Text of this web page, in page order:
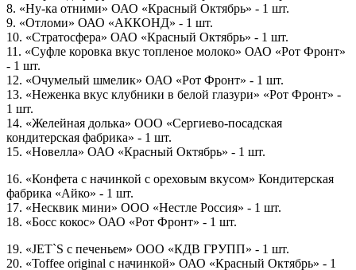
8. «Ну-ка отними» ОАО «Красный Октябрь» - 1 шт.
9. «Отломи» ОАО «АККОНД» - 1 шт.
10. «Стратосфера» ОАО «Красный Октябрь» - 1 шт.
11. «Суфле коровка вкус топленое молоко» ОАО «Рот Фронт»
- 1 шт.
12. «Очумелый шмелик» ОАО «Рот Фронт» - 1 шт.
13. «Неженка вкус клубники в белой глазури» «Рот Фронт» -
1 шт.
14. «Желейная долька» ООО «Сергиево-посадская
кондитерская фабрика» - 1 шт.
15. «Новелла» ОАО «Красный Октябрь» - 1 шт.
16. «Конфета с начинкой с ореховым вкусом» Кондитерская
фабрика «Айко» - 1 шт.
17. «Несквик мини» ООО «Нестле Россия» - 1 шт.
18. «Босс кокос» ОАО «Рот Фронт» - 1 шт.
19. «JET`S с печеньем» ООО «КДВ ГРУПП» - 1 шт.
20. «Toffee original с начинкой» ОАО «Красный Октябрь» - 1